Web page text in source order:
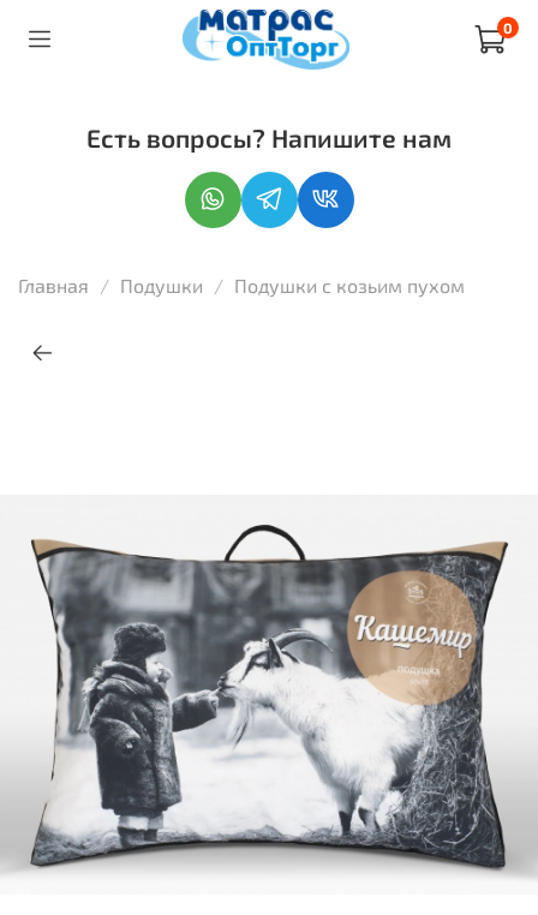
0
Главная Подушки Подушки с козьим пухом
Есть вопросы? Напишите нам